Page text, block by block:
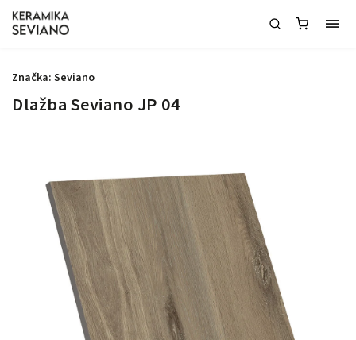
Dlažba Seviano JP 04
Značka: Seviano